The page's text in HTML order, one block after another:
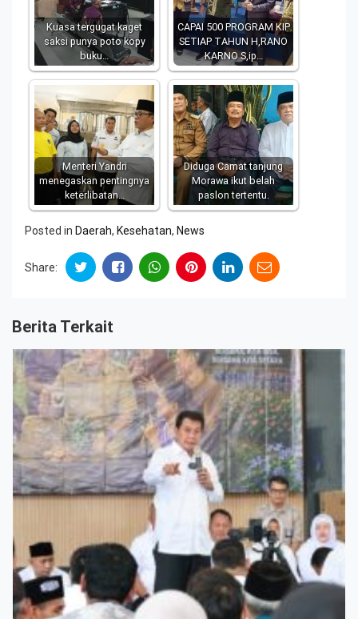
Kuasa tergugat kaget
saksi punya poto kopy
buku…
CAPAI 500 PROGRAM KIP
SETIAP TAHUN H,RANO
KARNO S,ip…
Menteri Yandri
menegaskan pentingnya
keterlibatan…
Diduga Camat tanjung
Morawa ikut belah
paslon tertentu.
Posted in Daerah, Kesehatan, News
Share:
Berita Terkait